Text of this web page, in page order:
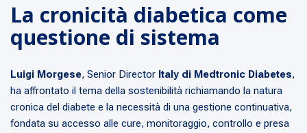
La cronicità diabetica come
questione di sistema
Luigi Morgese, Senior Director Italy di Medtronic Diabetes,
ha affrontato il tema della sostenibilità richiamando la natura
cronica del diabete e la necessità di una gestione continuativa,
fondata su accesso alle cure, monitoraggio, controllo e presa